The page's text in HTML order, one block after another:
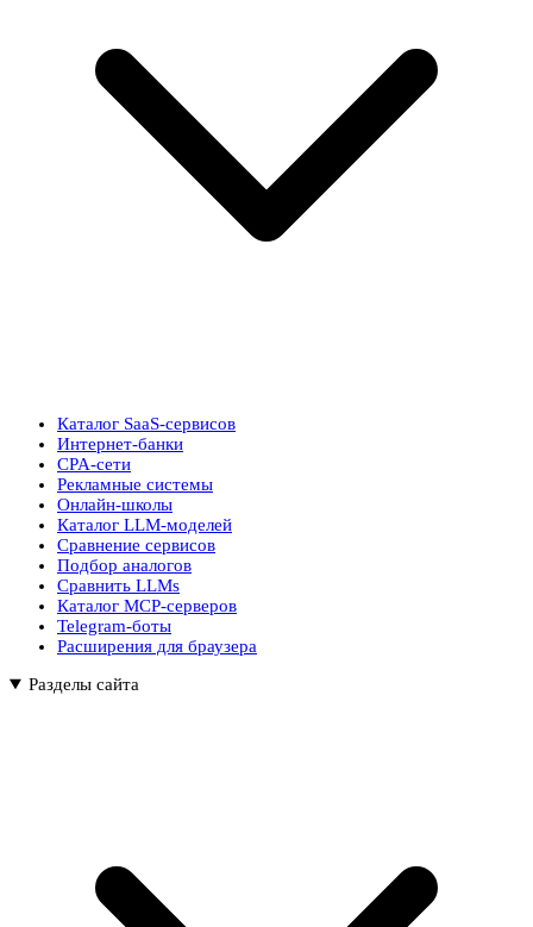
Каталог SaaS-сервисов
Интернет-банки
CPA-сети
Рекламные системы
Онлайн-школы
Каталог LLM-моделей
Сравнение сервисов
Подбор аналогов
Сравнить LLMs
Каталог MCP-серверов
Telegram-боты
Расширения для браузера
Разделы сайта